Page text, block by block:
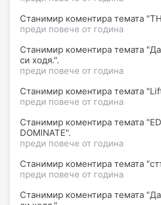
Станимир коментира темата
преди повече от година
Станимир коментира темата
си ходя.".
преди повече от година
Станимир коментира темата
преди повече от година
Станимир коментира темата
DOMINATE".
преди повече от година
Станимир коментира темата
преди повече от година
Станимир коментира темата